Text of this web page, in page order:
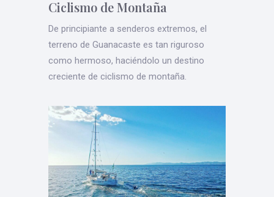
Ciclismo de Montaña
De principiante a senderos extremos, el
terreno de Guanacaste es tan riguroso
como hermoso, haciéndolo un destino
creciente de ciclismo de montaña.